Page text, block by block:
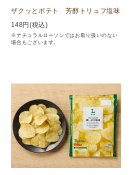
ザクッとポテト 芳醇トリュフ塩味
148円(税込)
※ナチュラルローソンではお取り扱いのない
場合もございます。